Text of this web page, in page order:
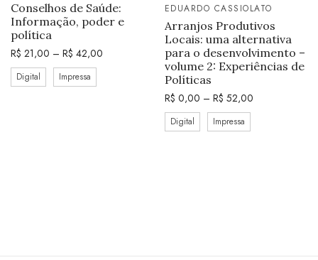
Conselhos de Saúde:
Informação, poder e
política
R$ 21,00 – R$ 42,00
Digital Impressa
EDUARDO CASSIOLATO
Arranjos Produtivos
Locais: uma alternativa
para o desenvolvimento –
volume 2: Experiências de
Políticas
R$ 0,00 – R$ 52,00
Digital Impressa